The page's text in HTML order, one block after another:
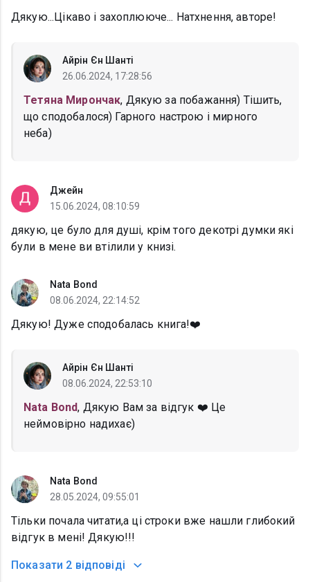
Дякую...Цікаво і захоплююче... Натхнення, авторе!
Айрін Єн Шанті
26.06.2024, 17:28:56
Тетяна Мирончак, Дякую за побажання) Тішить,
що сподобалося) Гарного настрою і мирного
неба)
Джейн
15.06.2024, 08:10:59
дякую, це було для душі, крім того декотрі думки які
були в мене ви втілили у книзі.
Nata Bond
08.06.2024, 22:14:52
Дякую! Дуже сподобалась книга!❤️
Айрін Єн Шанті
08.06.2024, 22:53:10
Nata Bond, Дякую Вам за відгук ❤️ Це
неймовірно надихає)
Nata Bond
28.05.2024, 09:55:01
Тільки почала читати,а ці строки вже нашли глибокий
відгук в мені! Дякую!!!
Показати 2 відповіді